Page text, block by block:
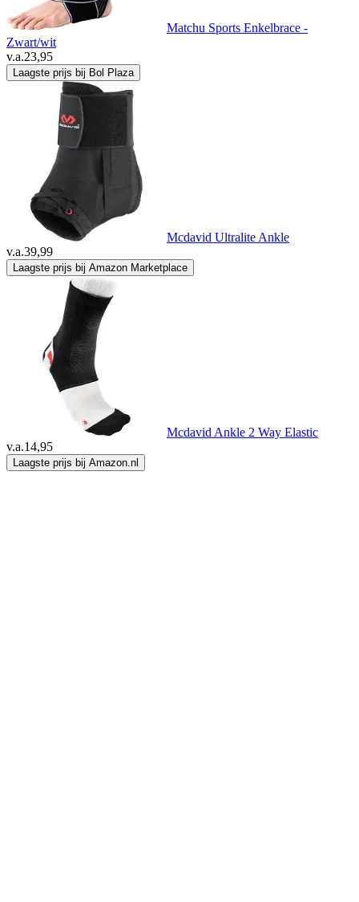
Matchu Sports Enkelbrace -
Zwart/wit
v.a.23,95
Laagste prijs bij Bol Plaza
Mcdavid Ultralite Ankle
v.a.39,99
Laagste prijs bij Amazon Marketplace
Mcdavid Ankle 2 Way Elastic
v.a.14,95
Laagste prijs bij Amazon.nl